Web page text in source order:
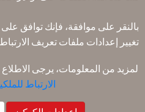
شروط
سياسة ملفات
سياسة خرق
سياسة
بالنقر على موافقة، فإنك توافق
تغيير إعدادات ملفات تعريف
لمزيد من المعلومات، يرجى
الارتباط